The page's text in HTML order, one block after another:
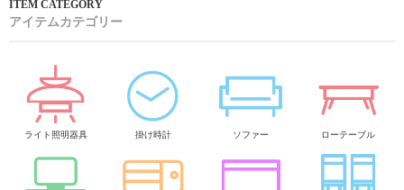
アイテムカテゴリー
ライト照明器具 掛け時計 ソファー ローテーブル